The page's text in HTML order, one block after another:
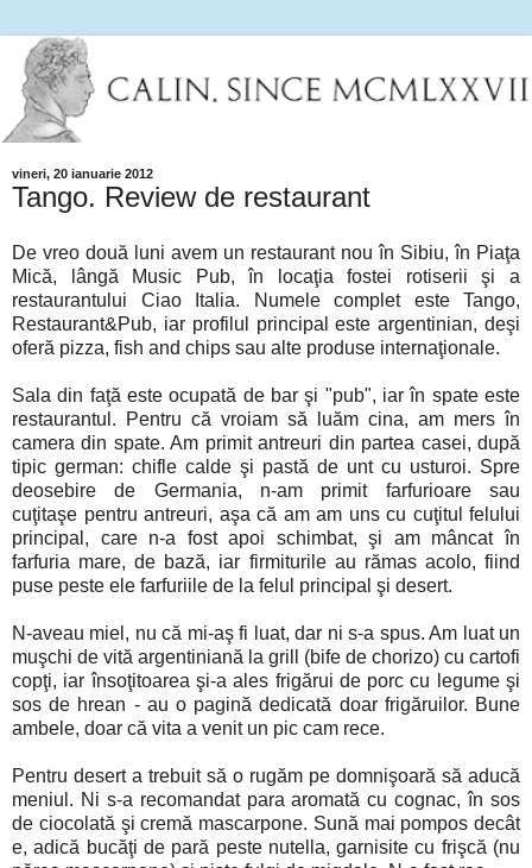
vineri, 20 ianuarie 2012
Tango. Review de restaurant
De vreo două luni avem un restaurant nou în Sibiu, în Piaţa
Mică, lângă Music Pub, în locaţia fostei rotiserii şi a
restaurantului Ciao Italia. Numele complet este Tango,
Restaurant&Pub, iar profilul principal este argentinian, deşi
oferă pizza, fish and chips sau alte produse internaţionale.
Sala din faţă este ocupată de bar şi "pub", iar în spate este
restaurantul. Pentru că vroiam să luăm cina, am mers în
camera din spate. Am primit antreuri din partea casei, după
tipic german: chifle calde şi pastă de unt cu usturoi. Spre
deosebire de Germania, n-am primit farfurioare sau
cuţitaşe pentru antreuri, aşa că am am uns cu cuţitul felului
principal, care n-a fost apoi schimbat, şi am mâncat în
farfuria mare, de bază, iar firmiturile au rămas acolo, fiind
puse peste ele farfuriile de la felul principal şi desert.
N-aveau miel, nu că mi-aş fi luat, dar ni s-a spus. Am luat un
muşchi de vită argentiniană la grill (bife de chorizo) cu cartofi
copţi, iar însoţitoarea şi-a ales frigărui de porc cu legume şi
sos de hrean - au o pagină dedicată doar frigăruilor. Bune
ambele, doar că vita a venit un pic cam rece.
Pentru desert a trebuit să o rugăm pe domnişoară să aducă
meniul. Ni s-a recomandat para aromată cu cognac, în sos
de ciocolată şi cremă mascarpone. Sună mai pompos decât
e, adică bucăţi de pară peste nutella, garnisite cu frişcă (nu